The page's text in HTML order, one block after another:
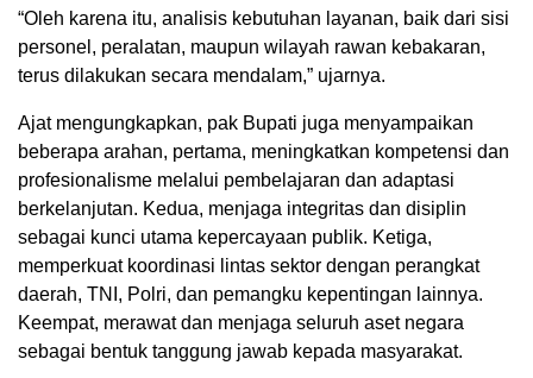
“Oleh karena itu, analisis kebutuhan layanan, baik dari sisi
personel, peralatan, maupun wilayah rawan kebakaran,
terus dilakukan secara mendalam,” ujarnya.
Ajat mengungkapkan, pak Bupati juga menyampaikan
beberapa arahan, pertama, meningkatkan kompetensi dan
profesionalisme melalui pembelajaran dan adaptasi
berkelanjutan. Kedua, menjaga integritas dan disiplin
sebagai kunci utama kepercayaan publik. Ketiga,
memperkuat koordinasi lintas sektor dengan perangkat
daerah, TNI, Polri, dan pemangku kepentingan lainnya.
Keempat, merawat dan menjaga seluruh aset negara
sebagai bentuk tanggung jawab kepada masyarakat.